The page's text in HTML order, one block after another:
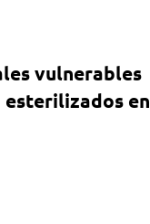
vulnerables
esterilizados en